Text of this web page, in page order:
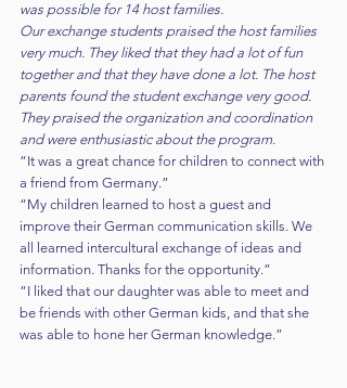
was possible for 14 host families.
Our exchange students praised the host families
very much. They liked that they had a lot of fun
together and that they have done a lot. The host
parents found the student exchange very good.
They praised the organization and coordination
and were enthusiastic about the program.
“It was a great chance for children to connect with
a friend from Germany.”
“My children learned to host a guest and
improve their German communication skills. We
all learned intercultural exchange of ideas and
information. Thanks for the opportunity.”
“I liked that our daughter was able to meet and
be friends with other German kids, and that she
was able to hone her German knowledge.”